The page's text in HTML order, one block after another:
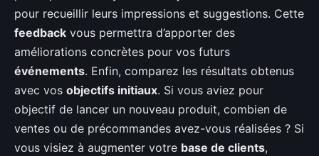
pour recueillir leurs impressions et suggestions. Cette
feedback vous permettra d’apporter des
améliorations concrètes pour vos futurs
événements. Enfin, comparez les résultats obtenus
avec vos objectifs initiaux. Si vous aviez pour
objectif de lancer un nouveau produit, combien de
ventes ou de précommandes avez-vous réalisées ? Si
vous visiez à augmenter votre base de clients,